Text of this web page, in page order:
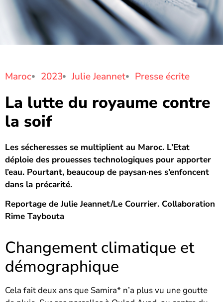
Maroc 2023 Julie Jeannet Presse écrite
La lutte du royaume contre
la soif
Les sécheresses se multiplient au Maroc. L’Etat
déploie des prouesses technologiques pour apporter
l’eau. Pourtant, beaucoup de paysan·nes s’enfoncent
dans la précarité.
Reportage de Julie Jeannet/Le Courrier. Collaboration
Rime Taybouta
Changement climatique et
démographique
Cela fait deux ans que Samira* n’a plus vu une goutte